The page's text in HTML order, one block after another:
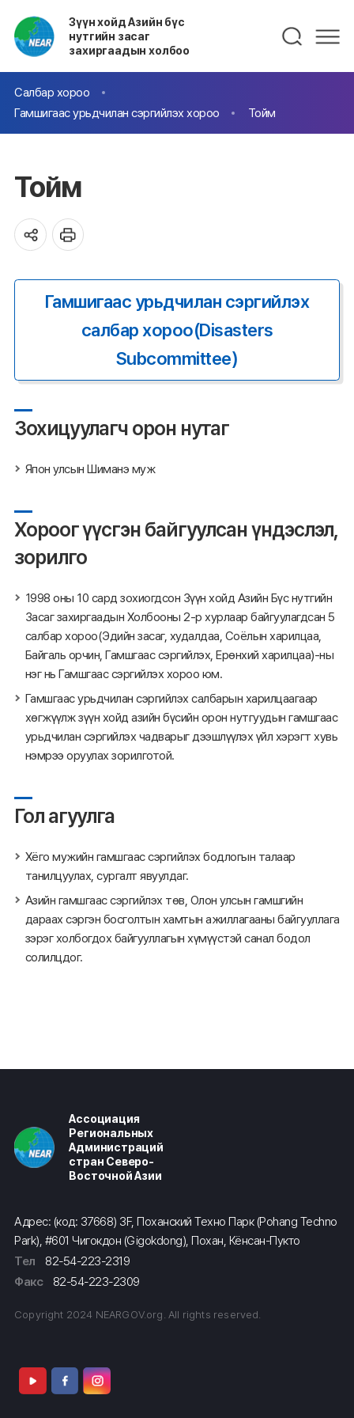
Зүүн хойд Азийн бүс
нутгийн засаг
захиргаадын холбоо
Салбар хороо
Гамшигаас урьдчилан сэргийлэх хороо
Тойм
Тойм
Гамшигаас урьдчилан сэргийлэх
салбар хороо(Disasters
Subcommittee)
Зохицуулагч орон нутаг
Япон улсын Шиманэ муж
Хороог үүсгэн байгуулсан үндэслэл,
зорилго
1998 оны 10 сард зохиогдсон Зүүн хойд Азийн Бүс нутгийн
Засаг захиргаадын Холбооны 2-р хурлаар байгуулагдсан 5
салбар хороо(Эдийн засаг, худалдаа, Соёлын харилцаа,
Байгаль орчин, Гамшгаас сэргийлэх, Ерөнхий харилцаа)-ны
нэг нь Гамшгаас сэргийлэх хороо юм.
Гамшгаас урьдчилан сэргийлэх салбарын харилцаагаар
хөгжүүлж зүүн хойд азийн бүсийн орон нутгуудын гамшгаас
урьдчилан сэргийлэх чадварыг дээшлүүлэх үйл хэрэгт хувь
нэмрээ оруулах зорилготой.
Гол агуулга
Хёго мужийн гамшгаас сэргийлэх бодлогын талаар
танилцуулах, сургалт явуулдаг.
Азийн гамшгаас сэргийлэх төв, Олон улсын гамшгийн
дараах сэргэн босголтын хамтын ажиллагааны байгууллага
зэрэг холбогдох байгууллагын хүмүүстэй санал бодол
солилцдог.
Ассоциация
Региональных
Администраций
стран Северо-
Восточной Азии
Адрес: (код: 37668) 3F, Поханский Техно Парк (Pohang Techno
Park), #601 Чигокдон (Gigokdong), Похан, Кёнсан-Пукто
Тел
82-54-223-2319
Факс
82-54-223-2309
Copyright 2024 NEARGOV.org. All rights reserved.